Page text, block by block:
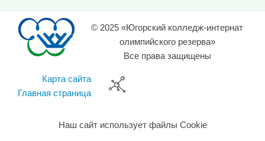
© 2025 «Югорский колледж-интернат
олимпийского резерва»
Все права защищены
Карта сайта
Главная страница
Наш сайт использует файлы Cookie